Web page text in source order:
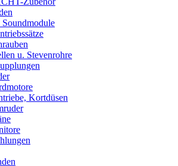
Soundmodule
u. Stevenrohre
Kortdüsen